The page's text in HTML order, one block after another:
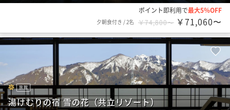
ポイント即利用で最大5％OFF
夕朝食付き /2名 ￥74,800〜 ￥71,060〜
旅館
湯けむりの宿 雪の花（共立リゾート）